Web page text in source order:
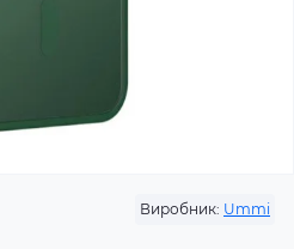
Виробник: Ummi